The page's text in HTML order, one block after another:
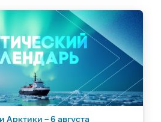
Арктики – 6 августа